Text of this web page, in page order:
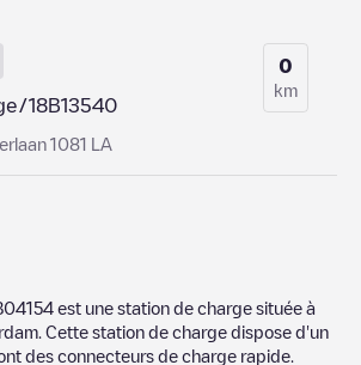
18B13540
1081 LA
0
km
est une station de charge située à
. Cette station de charge dispose d'un
des connecteurs de charge rapide.